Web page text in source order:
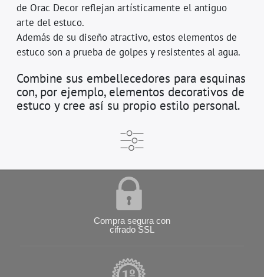
de Orac Decor reflejan artísticamente el antiguo
arte del estuco.
Además de su diseño atractivo, estos elementos de
estuco son a prueba de golpes y resistentes al agua.
Combine sus embellecedores para esquinas
con, por ejemplo, elementos decorativos de
estuco y cree así su propio estilo personal.
Compra segura con
cifrado SSL